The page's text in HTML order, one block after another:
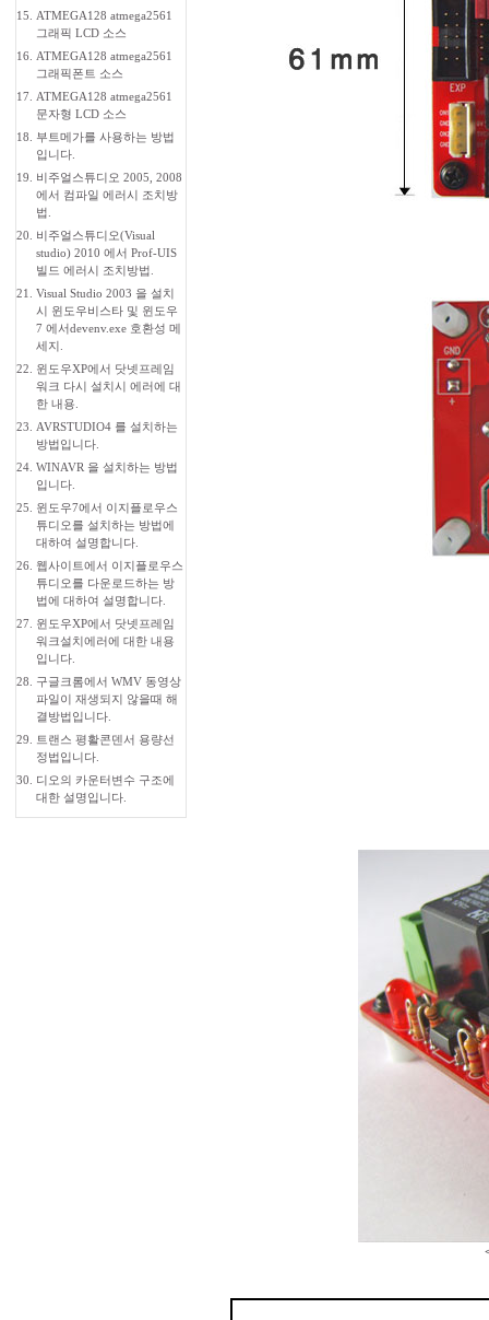
15. ATMEGA128 atmega2561
그래픽 LCD 소스
16. ATMEGA128 atmega2561
그래픽폰트 소스
17. ATMEGA128 atmega2561
문자형 LCD 소스
18. 부트메가를 사용하는 방법
입니다.
19. 비주얼스튜디오 2005, 2008
에서 컴파일 에러시 조치방
법.
20. 비주얼스튜디오(Visual
studio) 2010 에서 Prof-UIS
빌드 에러시 조치방법.
21. Visual Studio 2003 을 설치
시 윈도우비스타 및 윈도우
7 에서devenv.exe 호환성 메
세지.
22. 윈도우XP에서 닷넷프레임
워크 다시 설치시 에러에 대
한 내용.
23. AVRSTUDIO4 를 설치하는
방법입니다.
24. WINAVR 을 설치하는 방법
입니다.
25. 윈도우7에서 이지플로우스
튜디오를 설치하는 방법에
대하여 설명합니다.
26. 웹사이트에서 이지플로우스
튜디오를 다운로드하는 방
법에 대하여 설명합니다.
27. 윈도우XP에서 닷넷프레임
워크설치에러에 대한 내용
입니다.
28. 구글크롬에서 WMV 동영상
파일이 재생되지 않을때 해
결방법입니다.
29.
트랜스 평활콘덴서 용량선
정법입니다.
30. 디오의 카운터변수 구조에
대한 설명입니다.